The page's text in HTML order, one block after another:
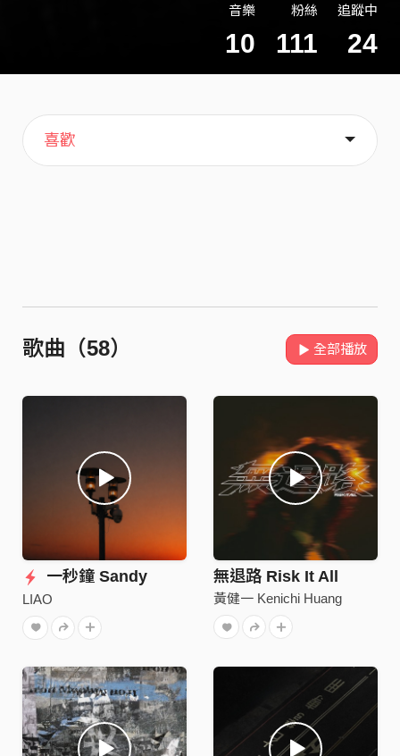
音樂
10
粉絲
111
追蹤中
24
主頁
音樂
喜歡
關於
歌曲（58） 全部播放
一秒鐘 Sandy
LIAO
無退路 Risk It All
黃健一 Kenichi Huang